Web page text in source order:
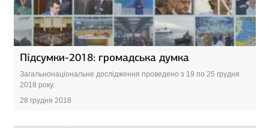
Підсумки-2018: громадська думка
Загальнонаціональне дослідження проведено з 19 по 25 грудня
2018 року.
28 грудня 2018